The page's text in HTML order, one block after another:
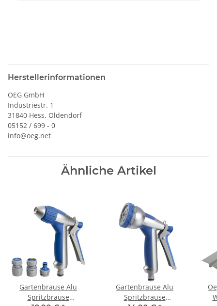
Herstellerinformationen
OEG GmbH
Industriestr. 1
31840 Hess. Oldendorf
05152 / 699 - 0
info@oeg.net
Ähnliche Artikel
Gartenbrause Alu
Spritzbrause
Gartenbrause Alu
Spritzbrause